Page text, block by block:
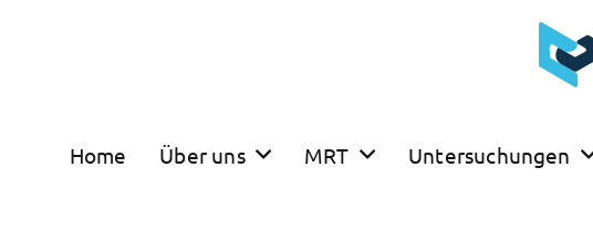
Home Über uns MRT Untersuchungen